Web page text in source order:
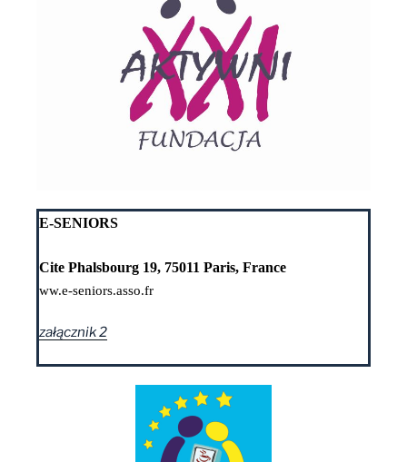
E-SENIORS
Cite Phalsbourg 19, 75011 Paris, France
ww.e-seniors.asso.fr
załącznik 2